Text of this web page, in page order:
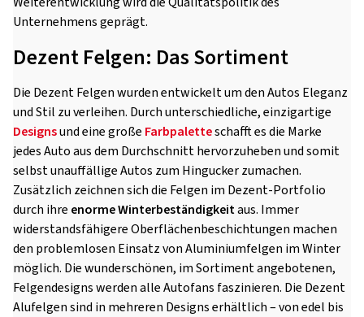
Unternehmens geprägt.
Dezent Felgen: Das Sortiment
Die Dezent Felgen wurden entwickelt um den Autos Eleganz
und Stil zu verleihen. Durch unterschiedliche, einzigartige
Designsund eine große Farbpaletteschafft es die Marke
jedes Auto aus dem Durchschnitt hervorzuheben und somit
selbst unauffällige Autos zum Hingucker zumachen.
Zusätzlich zeichnen sich die Felgen im Dezent-Portfolio
durch ihre enorme Winterbeständigkeitaus. Immer
widerstandsfähigere Oberflächenbeschichtungen machen
den problemlosen Einsatz von Aluminiumfelgen im Winter
möglich. Die wunderschönen, im Sortiment angebotenen,
Felgendesigns werden alle Autofans faszinieren. Die Dezent
Alufelgen sind in mehreren Designs erhältlich – von edel bis